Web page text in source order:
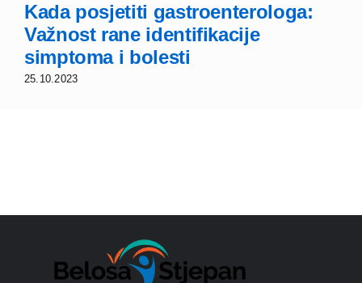
Kada posjetiti gastroenterologa:
Važnost rane identifikacije
simptoma i bolesti
25.10.2023